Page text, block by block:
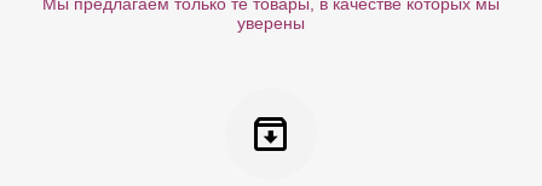
Мы предлагаем только те товары, в качестве которых мы
уверены